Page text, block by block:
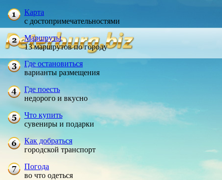
Карта
с достопримечательностями
Маршруты
13 маршрутов по городу
Где остановиться
варианты размещения
Где поесть
недорого и вкусно
Что купить
сувениры и подарки
Как добраться
городской транспорт
Погода
во что одеться